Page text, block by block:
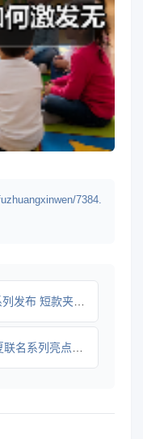
7384.
夹克如何重塑春夏
系列亮点抢先看